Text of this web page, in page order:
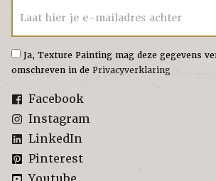
Laat hier je e-mailadres achter
Ja, Texture Painting mag deze gegevens
omschreven in de Privacyverklaring
Facebook
Instagram
LinkedIn
Pinterest